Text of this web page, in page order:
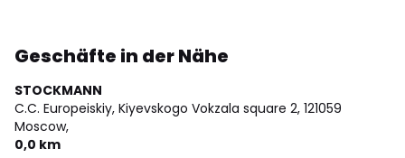
Geschäfte in der Nähe
STOCKMANN
C.C. Europeiskiy, Kiyevskogo Vokzala square 2, 121059
Moscow,
0,0 km